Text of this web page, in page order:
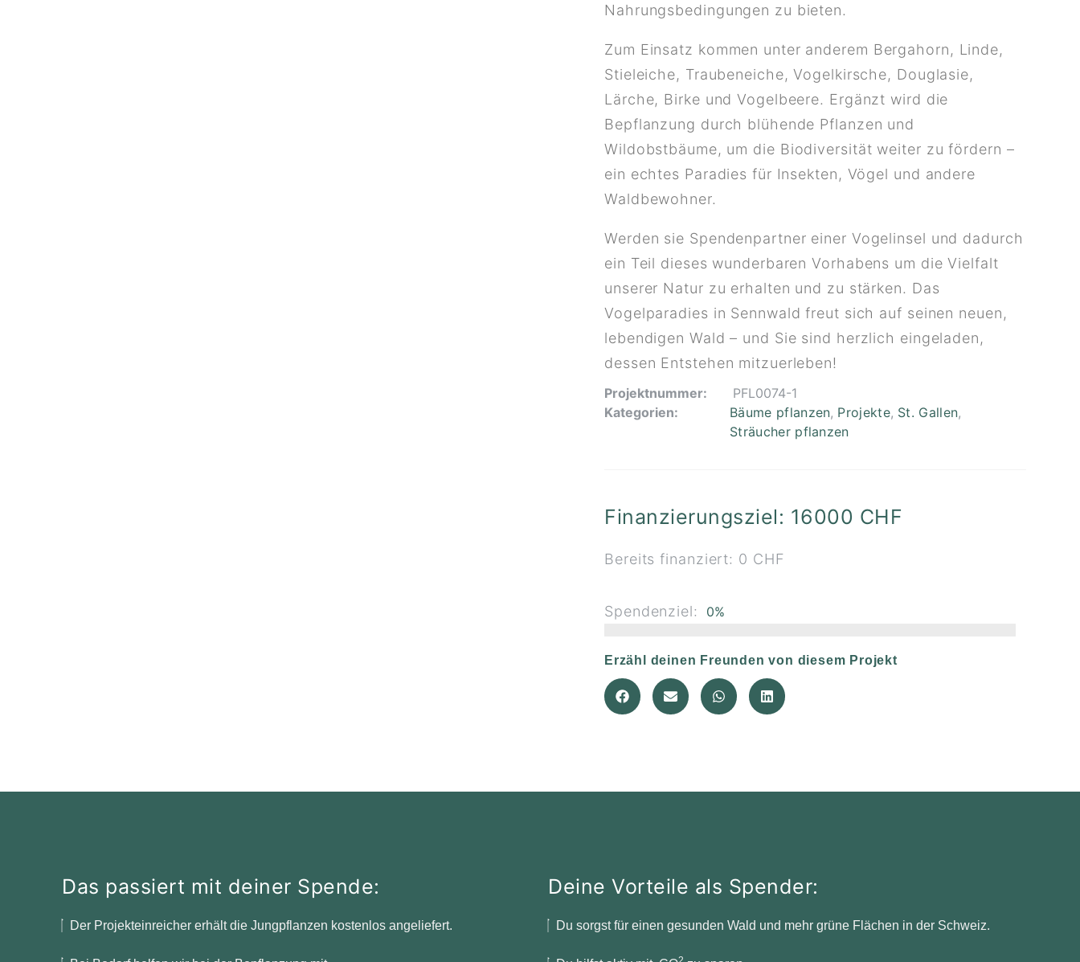
Nahrungsbedingungen zu bieten.
Zum Einsatz kommen unter anderem Bergahorn, Linde,
Stieleiche, Traubeneiche, Vogelkirsche, Douglasie,
Lärche, Birke und Vogelbeere. Ergänzt wird die
Bepflanzung durch blühende Pflanzen und
Wildobstbäume, um die Biodiversität weiter zu fördern –
ein echtes Paradies für Insekten, Vögel und andere
Waldbewohner.
Werden sie Spendenpartner einer Vogelinsel und dadurch
ein Teil dieses wunderbaren Vorhabens um die Vielfalt
unserer Natur zu erhalten und zu stärken. Das
Vogelparadies in Sennwald freut sich auf seinen neuen,
lebendigen Wald – und Sie sind herzlich eingeladen,
dessen Entstehen mitzuerleben!
Projektnummer:
PFL0074-1
Kategorien:
Bäume pflanzen, Projekte, St. Gallen,
Sträucher pflanzen
Finanzierungsziel: 16000 CHF
Bereits finanziert: 0 CHF
Spendenziel: 0%
Erzähl deinen Freunden von diesem Projekt
Das passiert mit deiner Spende:
Der Projekteinreicher erhält die Jungpflanzen kostenlos angeliefert.
Deine Vorteile als Spender:
Du sorgst für einen gesunden Wald und mehr grüne Flächen in der Schweiz.